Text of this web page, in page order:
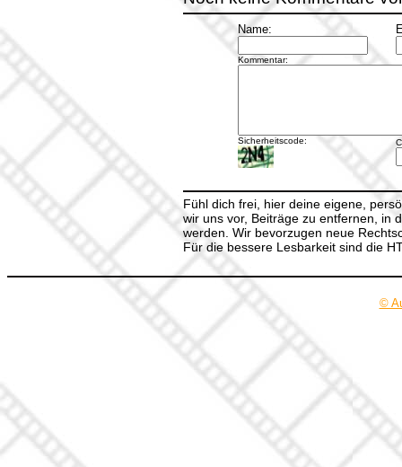
Name:
Kommentar:
Sicherheitscode:
Fühl dich frei, hier deine eigene,
wir uns vor, Beiträge zu entfernen, in
werden. Wir bevorzugen neue
Für die bessere Lesbarkeit sind die
©